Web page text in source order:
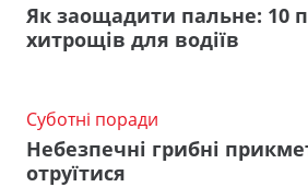
Як заощадити пальне: 10
хитрощів для водіїв
Суботні поради
Небезпечні грибні
отруїтися